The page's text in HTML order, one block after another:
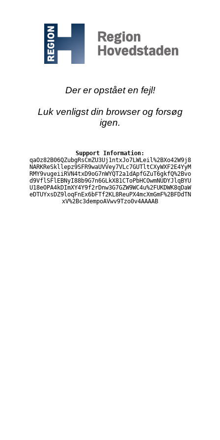
Der er opstået en fejl!
Luk venligst din browser og forsøg
igen.
Support Information:
qaOz82B06QZubgRsCmZU3Uj1ntxJo7LWLeil%2BXo42W9j8
NARKReSkllepz9SFR9waUVVey7VLc7GUTltCXyWXF2E4YyM
RMY9vugeiiRVN4txD9oG7nWYQT2a1dApfGZuT6gkfQ%2Bvo
d9VflSFlEBNyI88b9G7n6GLkX81CToPbHCOwmNUDYJlqBYU
U18eOPA4kDImXY4Y9f2rDnw3G7GZW9WC4u%2FUKDWK8qDaW
eDTUYxsDZ9loqFnEx6bFTf2KL8ReuPX4mcXmGmF%2BFDdTN
xV%2Bc3dempoAVwv9Tzo0v4AAAAB